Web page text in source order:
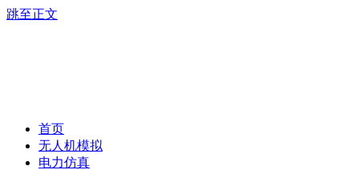
跳至正文
首页
无人机模拟
电力仿真